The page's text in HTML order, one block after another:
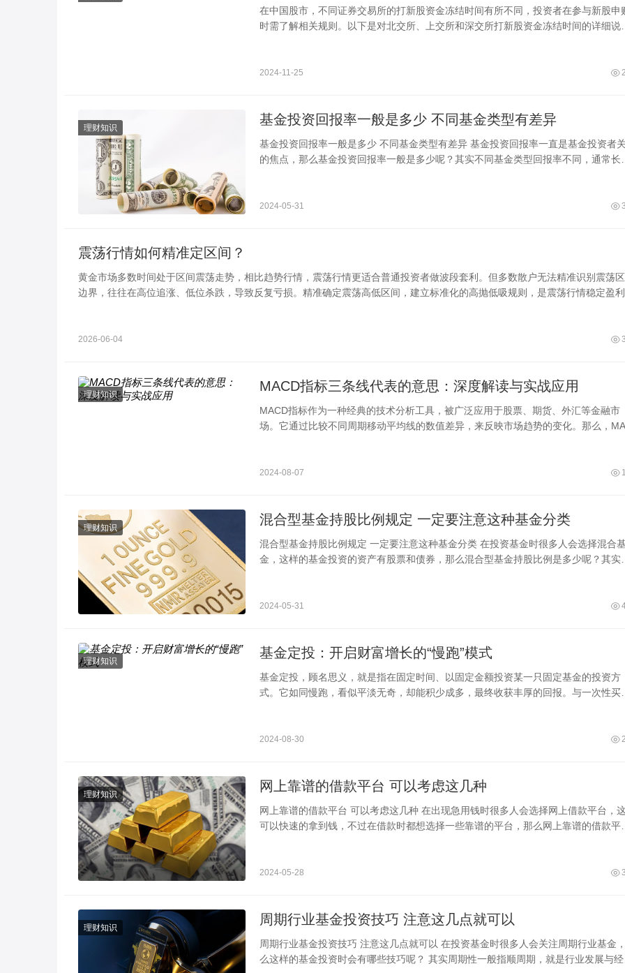
在中国股市，不同证券交易所的打新股资金冻结时间有所不同，投资者在参与新股申
时需了解相关规则。以下是对北交所、上交所和深交所打新股资金冻结时间的详细说
2024-11-25
理财知识
基金投资回报率一般是多少 不同基金类型有差异
基金投资回报率一般是多少 不同基金类型有差异 基金投资回报率一直是基金投资者关注
的焦点，那么基金投资回报率一般是多少呢？其实不同基金类型回报率不同，通常长
2024-05-31
震荡行情如何精准定区间？
黄金市场多数时间处于区间震荡走势，相比趋势行情，震荡行情更适合普通投资者做波段套利。但多数散户无法精准识别震荡
边界，往往在高位追涨、低位杀跌，导致反复亏损。精准确定震荡高低区间，建立标准化的高抛低吸规则，是震荡行情稳定盈
2026-06-04
理财知识
MACD指标三条线代表的意思：深度解读与实战应用
MACD指标作为一种经典的技术分析工具，被广泛应用于股票、期货、外汇等金融市
场。它通过比较不同周期移动平均线的数值差异，来反映市场趋势的变化。那么，
2024-08-07
理财知识
混合型基金持股比例规定 一定要注意这种基金分类
混合型基金持股比例规定 一定要注意这种基金分类 在投资基金时很多人会选择混合基
金，这样的基金投资的资产有股票和债券，那么混合型基金持股比例是多少呢？其实
2024-05-31
理财知识
基金定投：开启财富增长的“慢跑”模式
基金定投，顾名思义，就是指在固定时间、以固定金额投资某一只固定基金的投资方
式。它如同慢跑，看似平淡无奇，却能积少成多，最终收获丰厚的回报。与一次性买
2024-08-30
理财知识
网上靠谱的借款平台 可以考虑这几种
网上靠谱的借款平台 可以考虑这几种 在出现急用钱时很多人会选择网上借款平台，这样
可以快速的拿到钱，不过在借款时都想选择一些靠谱的平台，那么网上靠谱的借款平
2024-05-28
理财知识
周期行业基金投资技巧 注意这几点就可以
周期行业基金投资技巧 注意这几点就可以 在投资基金时很多人会关注周期行业基金，那
么这样的基金投资时会有哪些技巧呢？ 其实周期性一般指顺周期，就是行业发展与